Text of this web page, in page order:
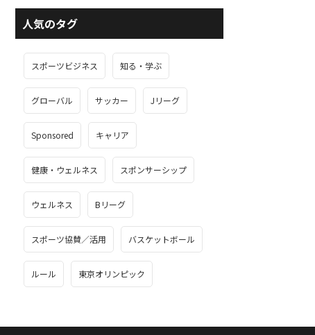
人気のタグ
スポーツビジネス 知る・学ぶ
グローバル サッカー Jリーグ
Sponsored キャリア
健康・ウェルネス スポンサーシップ
ウェルネス Bリーグ
スポーツ協賛／活用 バスケットボール
ルール 東京オリンピック